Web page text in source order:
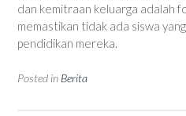
dan kemitraan keluarga adalah
memastikan tidak ada siswa
pendidikan mereka.
Posted in Berita